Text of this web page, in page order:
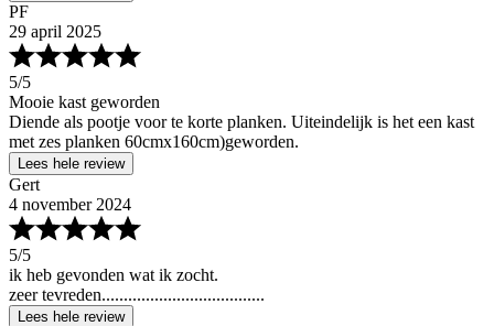
PF
29 april 2025
5/5
Mooie kast geworden
Diende als pootje voor te korte planken. Uiteindelijk is het een kast
met zes planken 60cmx160cm)geworden.
Lees hele review
Gert
4 november 2024
5/5
ik heb gevonden wat ik zocht.
zeer tevreden.....................................
Lees hele review